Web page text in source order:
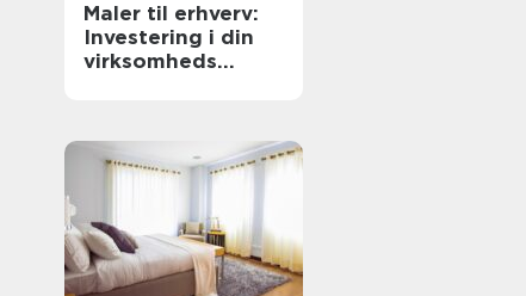
Maler til erhverv:
Investering i din
virksomheds